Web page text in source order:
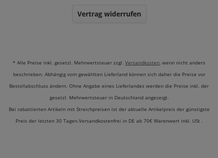
Vertrag widerrufen
* Alle Preise inkl. gesetzl. Mehrwertsteuer zzgl. Versandkosten, wenn nicht anders
beschrieben. Abhängig vom gewählten Lieferland können sich daher die Preise vor
Bestellabschluss ändern. Ohne Angabe eines Lieferlandes werden die Preise inkl. der
gesetzl. Mehrwertsteuer in Deutschland angezeigt.
Bei rabattierten Artikeln mit Streichpreisen ist der aktuelle Artikelpreis der günstigste
Preis der letzten 30 Tagen.Versandkostenfrei in DE ab 70€ Warenwert inkl. USt .